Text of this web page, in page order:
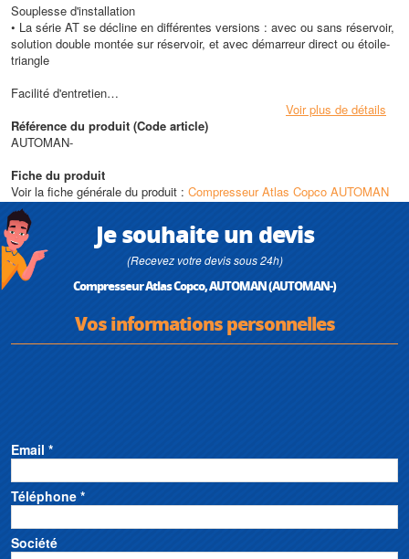
Souplesse d'installation
• La série AT se décline en différentes versions : avec ou sans réservoir,
solution double montée sur réservoir, et avec démarreur direct ou étoile-
triangle
Facilité d'entretien
• Tous les modèles Automan sont conçus dans un souci de facilité de
maintenance
• Les différents kits d'entretien alliés aux lubrifiants Atlas Copco étendent
Caractéristiques techniques
• Puissance installée du moteur : 4 - 11 kW
• Débit d'air libre (FAD) (l/s, cfm) : 9 - 23.5 l/s
Voir plus de détails
Référence du produit (Code article)
AUTOMAN-
Fiche du produit
Voir la fiche générale du produit : Compresseur Atlas Copco AUTOMAN
Je souhaite un devis
(Recevez votre devis sous 24h)
Compresseur Atlas Copco, AUTOMAN (AUTOMAN-)
Vos informations personnelles
Email *
Téléphone *
Société